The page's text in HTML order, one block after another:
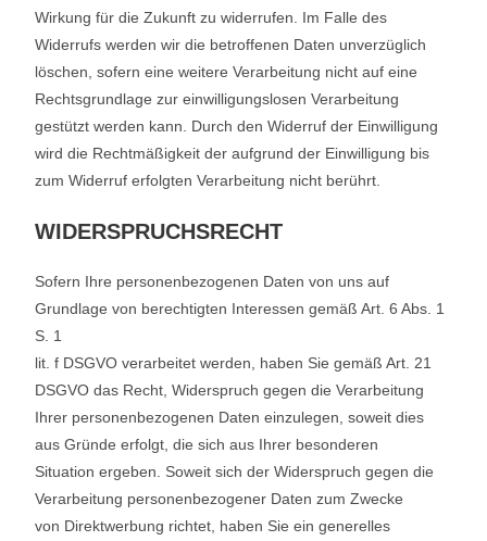
Wirkung für die Zukunft zu widerrufen. Im Falle des
Widerrufs werden wir die betroffenen Daten unverzüglich
löschen, sofern eine weitere Verarbeitung nicht auf eine
Rechtsgrundlage zur einwilligungslosen Verarbeitung
gestützt werden kann. Durch den Widerruf der Einwilligung
wird die Rechtmäßigkeit der aufgrund der Einwilligung bis
zum Widerruf erfolgten Verarbeitung nicht berührt.
WIDERSPRUCHSRECHT
Sofern Ihre personenbezogenen Daten von uns auf
Grundlage von berechtigten Interessen gemäß Art. 6 Abs. 1
S. 1
lit. f DSGVO verarbeitet werden, haben Sie gemäß Art. 21
DSGVO das Recht, Widerspruch gegen die Verarbeitung
Ihrer personenbezogenen Daten einzulegen, soweit dies
aus Gründe erfolgt, die sich aus Ihrer besonderen
Situation ergeben. Soweit sich der Widerspruch gegen die
Verarbeitung personenbezogener Daten zum Zwecke
von Direktwerbung richtet, haben Sie ein generelles